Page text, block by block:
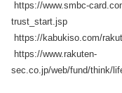
https://www.smbc-
trust_start.jsp
https://kabukiso.com/
https://www.rakuten-
sec.co.jp/web/fund/think/